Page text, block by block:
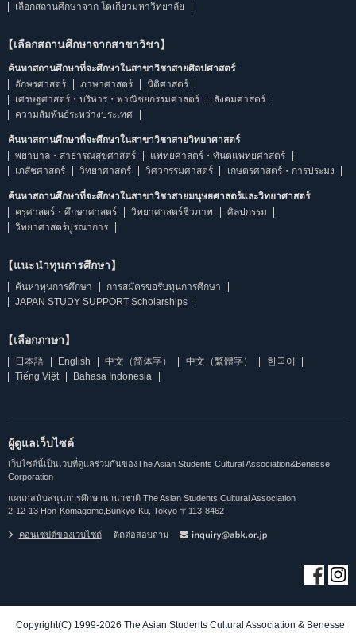
เลือกสถานศึกษาจาก โตเกียวมหาวิทยาลัย
【เลือกสถานศึกษาจากสาขาวิชา】
ค้นหาสถานศึกษาที่จะศึกษาในสาขาวิชาสายศิลปศาสตร์
อักษรศาสตร์
ภาษาศาสตร์
นิติศาสตร์
เศรษฐศาสตร์・บริหาร・พาณิชยกรรมศาสตร์
สังคมศาสตร์
ความสัมพันธ์ระหว่างประเทศ
ค้นหาสถานศึกษาที่จะศึกษาในสาขาวิชาสายวิทยาศาสตร์
พยาบาล・สาธารณสุขศาสตร์
แพทยศาสตร์・ทันตแพทยศาสตร์
เภสัชศาสตร์
วิทยาศาสตร์ วิศวกรรมศาสตร์ เกษตรศาสตร์・การประมง
ค้นหาสถานศึกษาที่จะศึกษาในสาขาวิชาสายมนุษยศาสตร์และวิทยาศาสตร์
ครุศาสตร์・ศึกษาศาสตร์
วิทยาศาสตร์ชีวภาพ
ศิลปกรรม
วิทยาศาสตร์บูรณาการ
【แนะนำทุนการศึกษา】
ค้นหาทุนการศึกษา
การสมัครขอรับทุนการศึกษา
JAPAN STUDY SUPPORT Scholarships
【เลือกภาษา】
日本語 English 中文（简体字） 中文（繁體字）
한국어
Tiếng Việt
Bahasa Indonesia
ผู้ดูแลเว็บไซต์
เว็บไซต์นี้เป็นเวบที่ดูแลร่วมกันของThe Asian Students Cultural Association&Benesse
Corporation
แผนกสนับสนุนการศึกษานานาชาติ The Asian Students Cultural Association
2-12-13 Hon-Komagome,Bunkyo-Ku, Tokyo 〒113-8462
คอนเซปต์ของเวบไซต์ ติดต่อสอบถาม
Copyright(C) 1999-2026 The Asian Students Cultural Association & Benesse